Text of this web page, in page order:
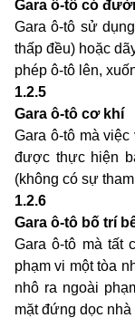
Gara ô-tô có
Gara ô-tô sử
thấp đều) hoặc
phép ô-tô lên,
1.2.5
Gara ô-tô cơ khí
Gara ô-tô mà
được thực hiện
(không có sự
1.2.6
Gara ô-tô bố trí
Gara ô-tô mà tất
phạm vi một tòa
nhô ra ngoài
mặt đứng dọc